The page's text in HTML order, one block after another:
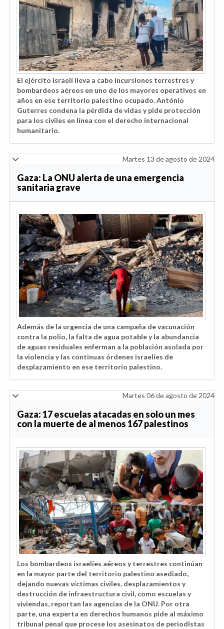
El ejército israelí lleva a cabo incursiones terrestres y
bombardeos aéreos en uno de los mayores operativos en
años en ese territorio palestino ocupado. António
Guterres condena la pérdida de vidas y pide protección
para los civiles en línea con el derecho internacional
humanitario.
Martes 13 de agosto de 2024
Gaza: La ONU alerta de una emergencia
sanitaria grave
Además de la urgencia de una campaña de vacunación
contra la polio, la falta de agua potable y la abundancia
de aguas residuales enferman a la población asolada por
la violencia y las continuas órdenes israelíes de
desplazamiento en ese territorio palestino.
Martes 06 de agosto de 2024
Gaza: 17 escuelas atacadas en solo un mes
con la muerte de al menos 167 palestinos
Los bombardeos israelíes aéreos y terrestres continúan
en la mayor parte del territorio palestino asediado,
dejando nuevas víctimas civiles, desplazamientos y
destrucción de infraestructura civil, como escuelas y
viviendas, reportan las agencias de la ONU. Por otra
parte, una experta en derechos humanos pide al máximo
tribunal penal que procese los asesinatos de periodistas